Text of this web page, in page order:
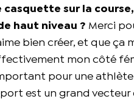
casquette sur la
haut niveau ? Merci
bien créer, et que
mon côté
pour une
est un grand